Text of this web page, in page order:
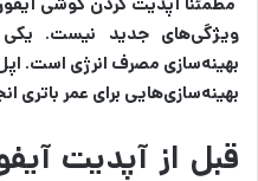
ویژگی‌های جدید نیست. یکی
بهینه‌سازی مصرف انرژی است.
بهینه‌سازی‌هایی برای عمر باتری
قبل از آپدیت